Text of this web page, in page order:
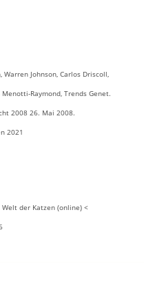
Johnson, Carlos Driscoll,
Raymond, Trends Genet.
2008 26. Mai 2008.
2021
der Katzen (online) <